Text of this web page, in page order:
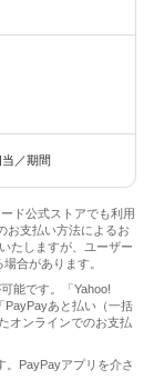
／期間
ド公式ストアでも利用
お支払い方法によるお
たしますが、ユーザー
合があります。
能です。「Yahoo!
PayPayあと払い（一括
オンラインでのお支払
。PayPayアプリを介さ